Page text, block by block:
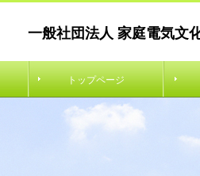
一般社団法人 家庭電気文
トップページ